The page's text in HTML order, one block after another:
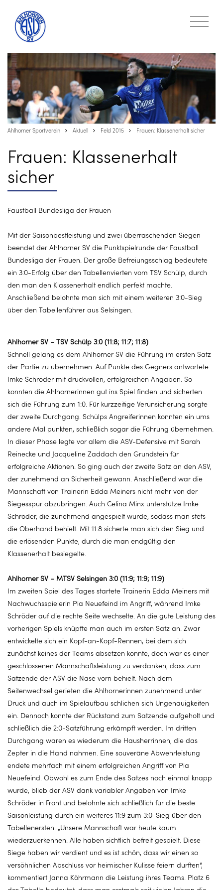
Ahlhorner Sportverein Aktuell Feld 2015 Frauen: Klassenerhalt sicher
Frauen: Klassenerhalt
sicher
Faustball Bundesliga der Frauen
Mit der Saisonbestleistung und zwei überraschenden Siegen
beendet der Ahlhorner SV die Punktspielrunde der Faustball
Bundesliga der Frauen. Der große Befreiungsschlag bedeutete
ein 3:0-Erfolg über den Tabellenvierten vom TSV Schülp, durch
den man den Klassenerhalt endlich perfekt machte.
Anschließend belohnte man sich mit einem weiteren 3:0-Sieg
über den Tabellenführer aus Selsingen.
Ahlhorner SV – TSV Schülp 3:0 (11:8; 11:7; 11:8)
Schnell gelang es dem Ahlhorner SV die Führung im ersten Satz
der Partie zu übernehmen. Auf Punkte des Gegners antwortete
Imke Schröder mit druckvollen, erfolgreichen Angaben. So
konnten die Ahlhornerinnen gut ins Spiel finden und sicherten
sich die Führung zum 1:0. Für kurzzeitige Verunsicherung sorgte
der zweite Durchgang. Schülps Angreiferinnen konnten ein ums
andere Mal punkten, schließlich sogar die Führung übernehmen.
In dieser Phase legte vor allem die ASV-Defensive mit Sarah
Reinecke und Jacqueline Zaddach den Grundstein für
erfolgreiche Aktionen. So ging auch der zweite Satz an den ASV,
der zunehmend an Sicherheit gewann. Anschließend war die
Mannschaft von Trainerin Edda Meiners nicht mehr von der
Siegesspur abzubringen. Auch Celina Minx unterstütze Imke
Schröder, die zunehmend angespielt wurde, sodass man stets
die Oberhand behielt. Mit 11:8 sicherte man sich den Sieg und
die erlösenden Punkte, durch die man endgültig den
Klassenerhalt besiegelte.
Ahlhorner SV – MTSV Selsingen 3:0 (11:9; 11:9; 11:9)
Im zweiten Spiel des Tages startete Trainerin Edda Meiners mit
Nachwuchsspielerin Pia Neuefeind im Angriff, während Imke
Schröder auf die rechte Seite wechselte. An die gute Leistung des
vorherigen Spiels knüpfte man auch im ersten Satz an. Zwar
entwickelte sich ein Kopf-an-Kopf-Rennen, bei dem sich
zunächst keines der Teams absetzen konnte, doch war es einer
geschlossenen Mannschaftsleistung zu verdanken, dass zum
Satzende der ASV die Nase vorn behielt. Nach dem
Seitenwechsel gerieten die Ahlhornerinnen zunehmend unter
Druck und auch im Spielaufbau schlichen sich Ungenauigkeiten
ein. Dennoch konnte der Rückstand zum Satzende aufgeholt und
schließlich die 2:0-Satzführung erkämpft werden. Im dritten
Durchgang waren es wiederum die Hausherrinnen, die das
Zepter in die Hand nahmen. Eine souveräne Abwehrleistung
endete mehrfach mit einem erfolgreichen Angriff von Pia
Neuefeind. Obwohl es zum Ende des Satzes noch einmal knapp
wurde, blieb der ASV dank variabler Angaben von Imke
Schröder in Front und belohnte sich schließlich für die beste
Saisonleistung durch ein weiteres 11:9 zum 3:0-Sieg über den
Tabellenersten. „Unsere Mannschaft war heute kaum
wiederzuerkennen. Alle haben sichtlich befreit gespielt. Diese
Siege haben wir verdient und es ist schön, dass wir einen so
versöhnlichen Abschluss vor heimischer Kulisse feiern durften“,
kommentiert Janna Köhrmann die Leistung ihres Teams. Platz 6